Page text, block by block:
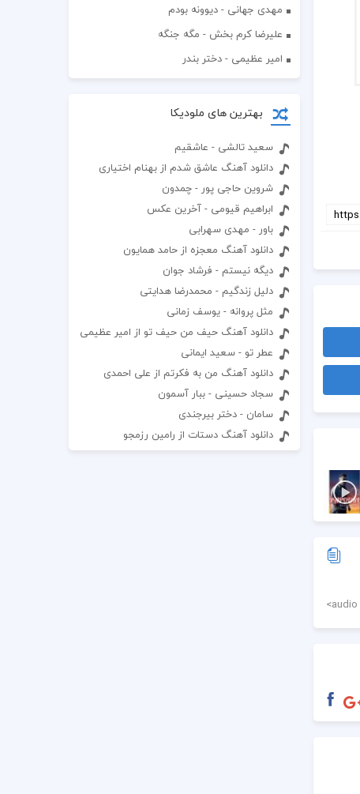
مهدی جهانی - دیوونه بودم
علیرضا کرم بخش - مگه جنگه
امیر عظیمی - دختر بندر
بهترین های ملودیکا
سعید تالشی - عاشقیم
دانلود آهنگ عاشق شدم از بهنام اختیاری
شروین حاجی پور - چمدون
ابراهیم قیومی - آخرین عکس
باور - مهدی سهرابی
دانلود آهنگ معجزه از حامد همایون
دیگه نیستم - فرشاد جوان
دلیل زندگیم - محمدرضا هدایتی
مثل پروانه - یوسف زمانی
دانلود آهنگ حیف من حیف تو از امیر عظیمی
عطر تو - سعید ایمانی
دانلود آهنگ من به فکرتم از علی احمدی
سجاد حسینی - ببار آسمون
سامان - دختر بیرجندی
دانلود آهنگ دستات از رامین رزمجو